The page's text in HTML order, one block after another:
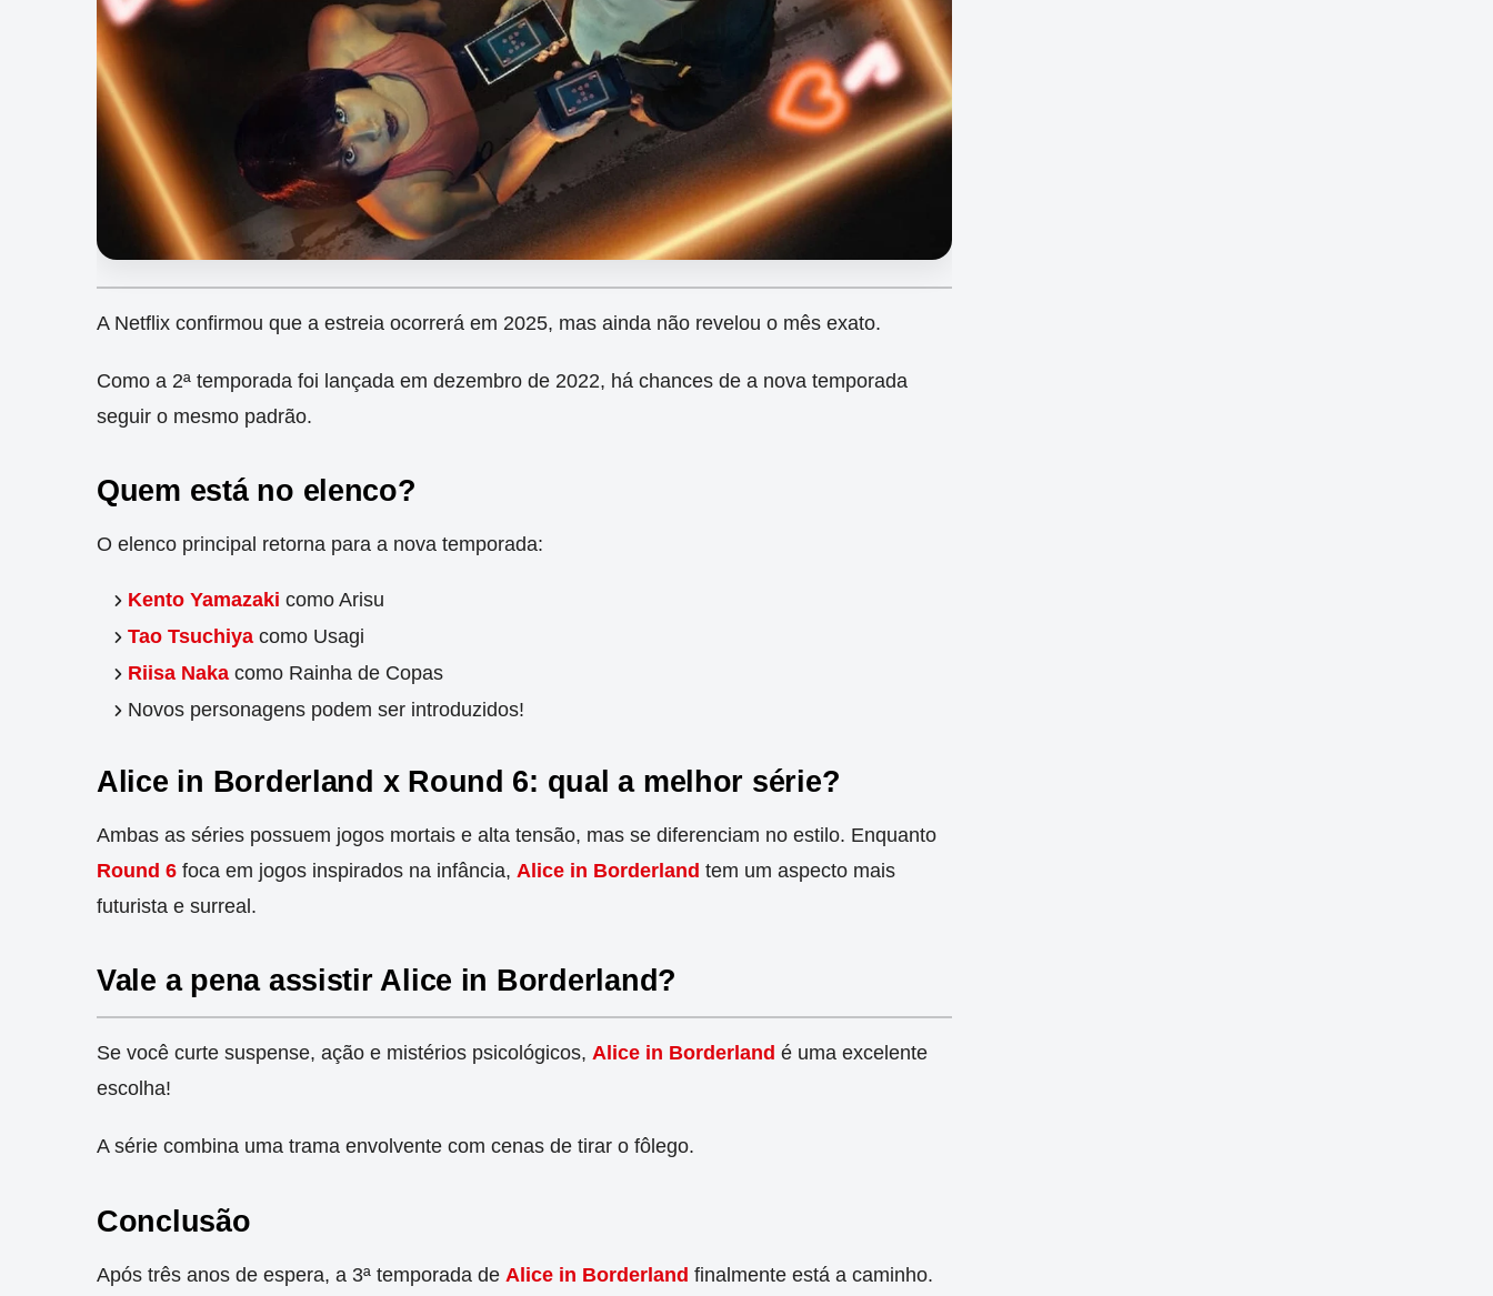
A Netflix confirmou que a estreia ocorrerá em 2025, mas ainda não revelou o mês exato.
Como a 2ª temporada foi lançada em dezembro de 2022, há chances de a nova temporada
seguir o mesmo padrão.
Quem está no elenco?
O elenco principal retorna para a nova temporada:
Kento Yamazaki como Arisu
Tao Tsuchiya como Usagi
Riisa Naka como Rainha de Copas
Novos personagens podem ser introduzidos!
Alice in Borderland x Round 6: qual a melhor série?
Ambas as séries possuem jogos mortais e alta tensão, mas se diferenciam no estilo. Enquanto
Round 6 foca em jogos inspirados na infância, Alice in Borderland tem um aspecto mais
futurista e surreal.
Vale a pena assistir Alice in Borderland?
Se você curte suspense, ação e mistérios psicológicos, Alice in Borderland é uma excelente
escolha!
A série combina uma trama envolvente com cenas de tirar o fôlego.
Conclusão
Após três anos de espera, a 3ª temporada de Alice in Borderland finalmente está a caminho.